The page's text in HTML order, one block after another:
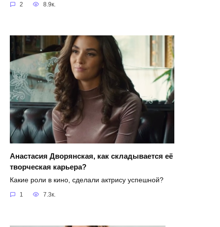
2 8.9к.
Анастасия Дворянская, как складывается её
творческая карьера?
Какие роли в кино, сделали актрису успешной?
1 7.3к.